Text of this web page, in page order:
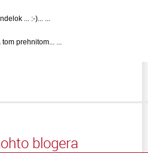
... :-)... ...
prehnitom... ...
blogera